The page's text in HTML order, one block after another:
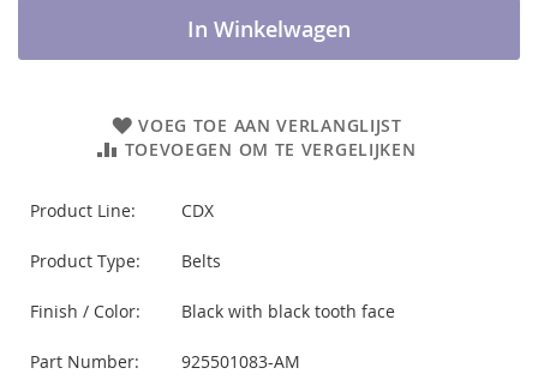
In Winkelwagen
VOEG TOE AAN VERLANGLIJST
TOEVOEGEN OM TE VERGELIJKEN
Product Line: CDX
Product Type: Belts
Finish / Color: Black with black tooth face
Part Number: 925501083-AM